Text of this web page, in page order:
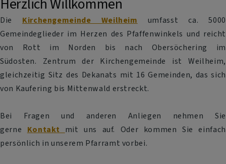
Herzlich Willkommen
Die Kirchengemeinde Weilheim umfasst ca. 5000
Gemeindeglieder im Herzen des Pfaffenwinkels und reicht
von Rott im Norden bis nach Obersöchering im
Südosten. Zentrum der Kirchengemeinde ist Weilheim,
gleichzeitig Sitz des Dekanats mit 16 Gemeinden, das sich
von Kaufering bis Mittenwald erstreckt.
Bei Fragen und anderen Anliegen nehmen Sie
gerne Kontakt
mit uns auf. Oder kommen Sie einfach
persönlich in unserem Pfarramt vorbei.